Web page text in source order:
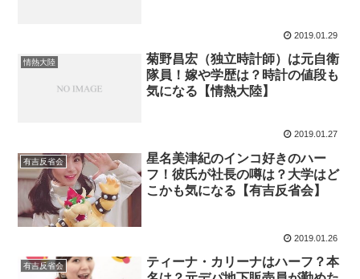
2019.01.29
情熱大陸
菊野昌宏（独立時計師）は元自衛
隊員！嫁や学歴は？時計の値段も
気になる【情熱大陸】
2019.01.27
有吉反省会
星名美津紀のインコ好きのハー
フ！彼氏が社長の噂は？大学はど
こかも気になる【有吉反省会】
2019.01.26
有吉反省会
ティーナ・カリーナはハーフ？本